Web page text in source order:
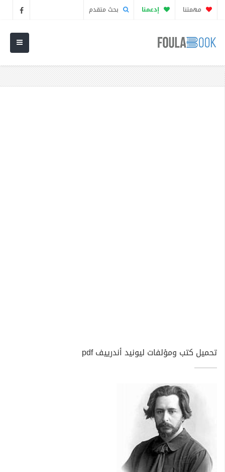
مهمتنا إدعمنا بحث متقدم
تحميل كتب ومؤلفات ليونيد أندرييف pdf